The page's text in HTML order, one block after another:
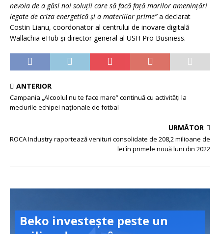
nevoia de a găsi noi soluții care să facă față marilor amenințări
legate de criza energetică și a materiilor prime”a declarat
Costin Lianu, coordonator al centrului de inovare digitală
Wallachia eHub și director general al USH Pro Business.
ANTERIOR
Campania „Alcoolul nu te face mare” continuă cu activități la
meciurile echipei naționale de fotbal
URMĂTOR
ROCA Industry raportează venituri consolidate de 208,2 milioane de
lei în primele nouă luni din 2022
Beko investește peste un